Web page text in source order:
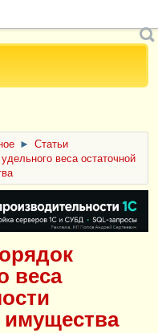
►
Статьи
веса остаточной
веса
имущества